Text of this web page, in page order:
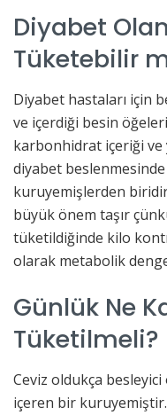
Diyabet
Tüketebilir
Diyabet hastaları için
ve içerdiği besin
karbonhidrat içeriği ve
diyabet
kuruyemişlerden
büyük önem taşır
tüketildiğinde kilo
olarak metabolik
Günlük Ne
Tüketilmeli?
Ceviz oldukça
içeren bir